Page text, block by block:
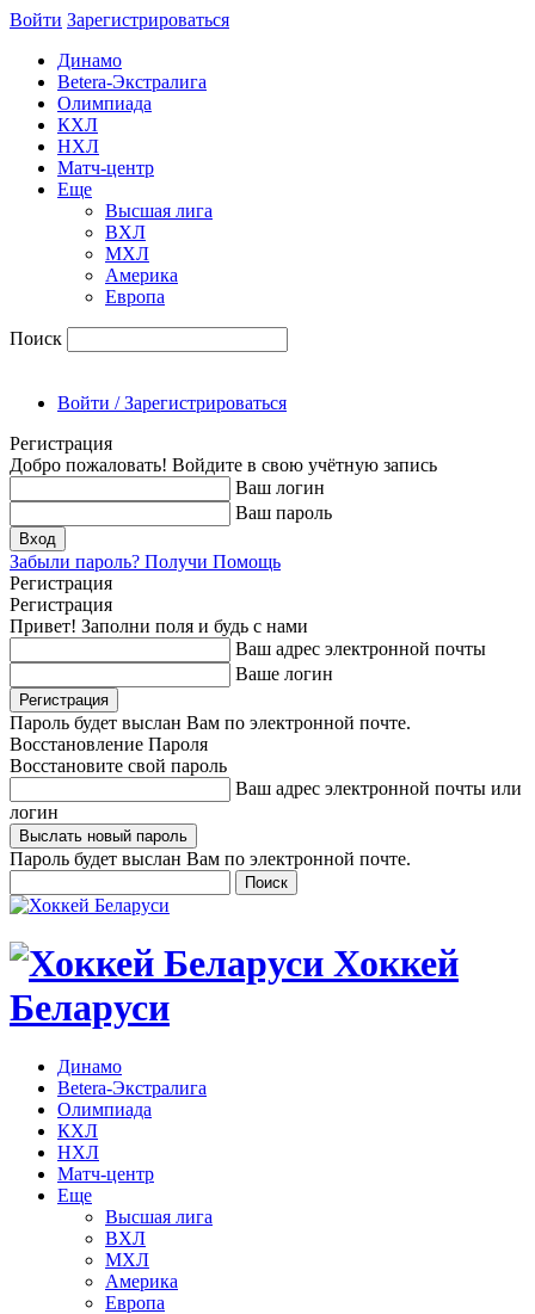
Войти Зарегиcтрироваться
Динамо
Betera-Экстралига
Олимпиада
КХЛ
НХЛ
Матч-центр
Еще
Высшая лига
ВХЛ
МХЛ
Америка
Европа
Поиск
Войти / Зарегистрироваться
Регистрация
Добро пожаловать! Войдите в свою учётную запись
Ваш логин
Ваш пароль
Забыли пароль? Получи Помощь
Регистрация
Регистрация
Привет! Заполни поля и будь с нами
Ваш адрес электронной почты
Ваше логин
Пароль будет выслан Вам по электронной почте.
Восстановление Пароля
Восстановите свой пароль
Ваш адрес электронной почты или
логин
Пароль будет выслан Вам по электронной почте.
Хоккей
Беларуси
Динамо
Betera-Экстралига
Олимпиада
КХЛ
НХЛ
Матч-центр
Еще
Высшая лига
ВХЛ
МХЛ
Америка
Европа